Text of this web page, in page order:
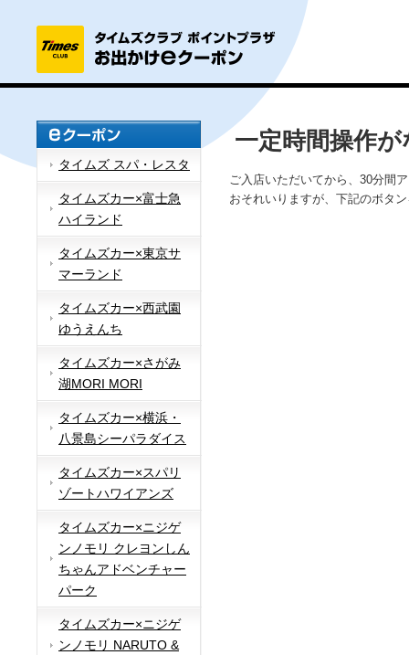
タイムズ スパ・レスタ
タイムズカー×富士急
ハイランド
タイムズカー×東京サ
マーランド
タイムズカー×西武園
ゆうえんち
タイムズカー×さがみ
湖MORI MORI
タイムズカー×横浜・
八景島シーパラダイス
タイムズカー×スパリ
ゾートハワイアンズ
タイムズカー×ニジゲ
ンノモリ クレヨンしん
ちゃんアドベンチャー
パーク
タイムズカー×ニジゲ
ンノモリ NARUTO &
一定時間操作
ご入店いただいてから、30分間
おそれいりますが、下記のボタ